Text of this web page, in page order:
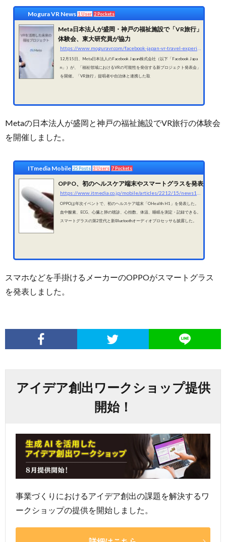
Mogura VR News 1 User 2 Pockets
Meta日本法人が盛岡・神戸の福祉施設で「VR旅行」
体験会、東大研究員が協力
12月15日、Meta日本法人のFacebook Japan株式会社（以下「Facebook Japa
n」）が、「福祉領域におけるVRの可能性を発信する新プロジェクト発表会」
を開催。「VR旅行」提唱者や自治体と連携した取
Metaの日本法人が盛岡と神戸の福祉施設でVR旅行の体験会
を開催しました。
ITmedia Mobile 25 Posts 3 Users 7 Pockets
OPPO、初のヘルスケア端末やスマートグラスを発表
OPPOは年次イベントで、初のヘルスケア端末「OHealth H1」を発表した。
血中酸素、ECG、心臓と肺の聴診、心拍数、体温、睡眠を測定・記録できる。
スマートグラスの第2世代と新Bluetoothオーディオプロセッサも披露した。
スマホなどを手掛けるメーカーのOPPOがスマートグラス
を発表しました。
アイデア創出ワークショップ提供
開始！
事業づくりにおけるアイデア創出の課題を解決するワ
ークショップの提供を開始しました。